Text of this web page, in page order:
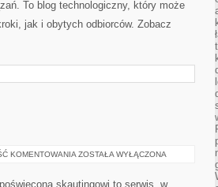
To blog technologiczny, który może
jak i obytych odbiorców. Zobacz
KOMENTOWANIA STOPNIE
ZOSTAŁA WYŁĄCZONA
skautingowi to serwis, w